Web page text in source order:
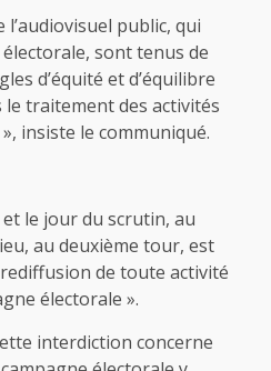
l’audiovisuel public, qui
sont tenus de
d’équité et d’équilibre
traitement des activités
insiste le communiqué.
le jour du scrutin, au
au deuxième tour, est
de toute activité
électorale ».
interdiction concerne